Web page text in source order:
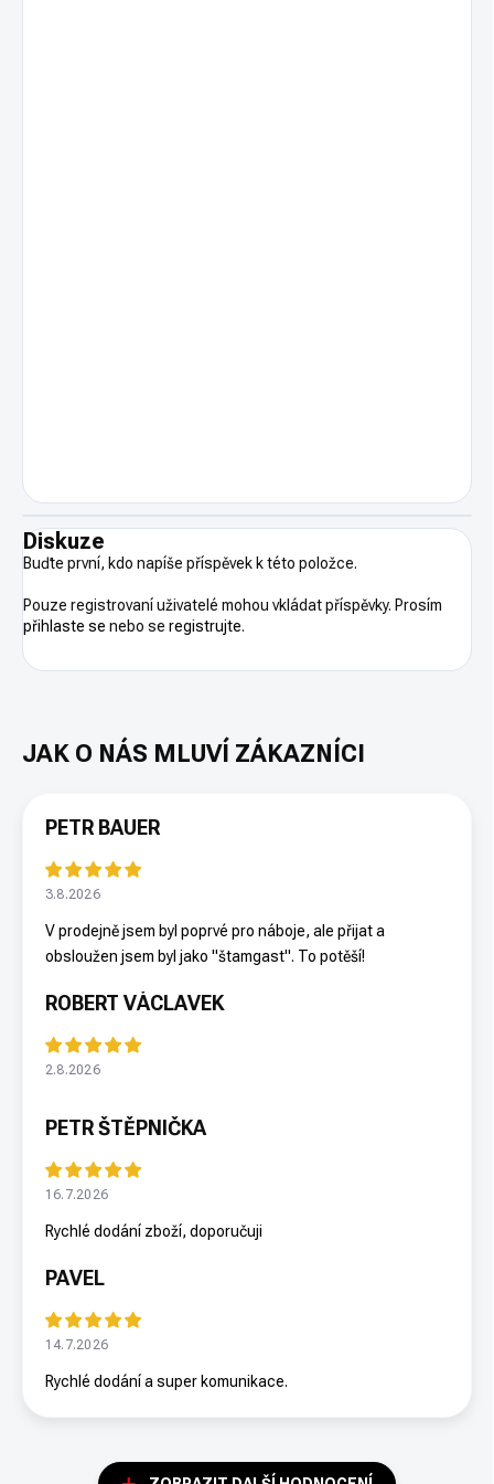
Diskuze
Buďte první, kdo napíše příspěvek k této položce.
Pouze registrovaní uživatelé mohou vkládat příspěvky. Prosím
přihlaste se nebo se registrujte.
PETR BAUER
3.8.2026
V prodejně jsem byl poprvé pro náboje, ale přijat a
obsloužen jsem byl jako "štamgast". To potěší!
ROBERT VÁCLAVEK
2.8.2026
PETR ŠTĚPNIČKA
16.7.2026
Rychlé dodání zboží, doporučuji
PAVEL
14.7.2026
Rychlé dodání a super komunikace.